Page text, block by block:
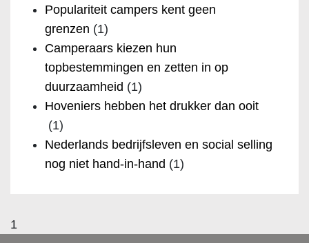
Populariteit campers kent geen
grenzen (1)
Camperaars kiezen hun
topbestemmingen en zetten in op
duurzaamheid (1)
Hoveniers hebben het drukker dan ooit
(1)
Nederlands bedrijfsleven en social selling
nog niet hand-in-hand (1)
1